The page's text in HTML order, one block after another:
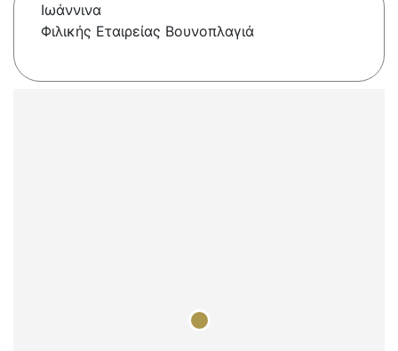
Ιωάννινα
Φιλικής Εταιρείας Βουνοπλαγιά